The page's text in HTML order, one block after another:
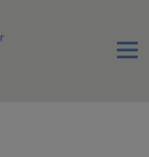
Menu